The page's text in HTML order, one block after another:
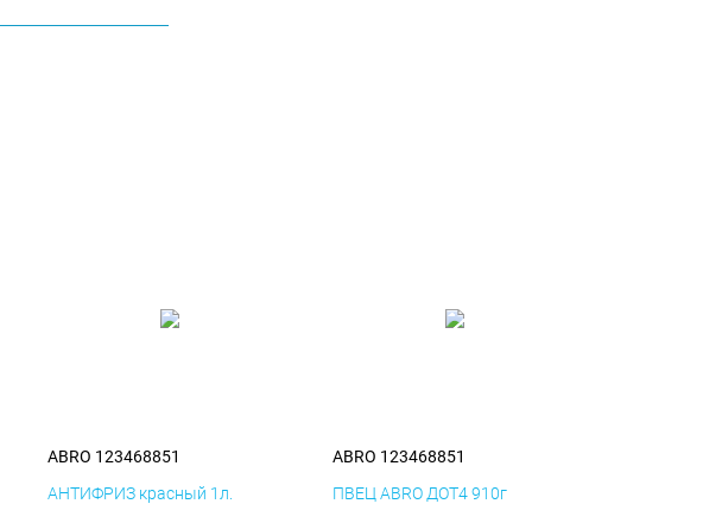
ABRO 123468851
АНТИФРИЗ красный 1л.
ABRO 123468851
ПВЕЦ ABRO ДОТ4 910г